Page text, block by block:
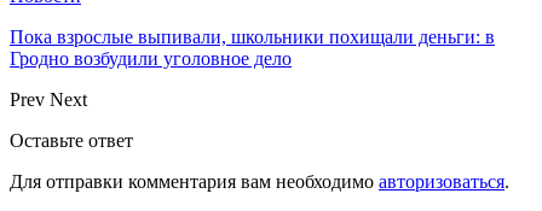
Пока взрослые выпивали, школьники похищали деньги: в
Гродно возбудили уголовное дело
Prev Next
Оставьте ответ
Для отправки комментария вам необходимо авторизоваться.